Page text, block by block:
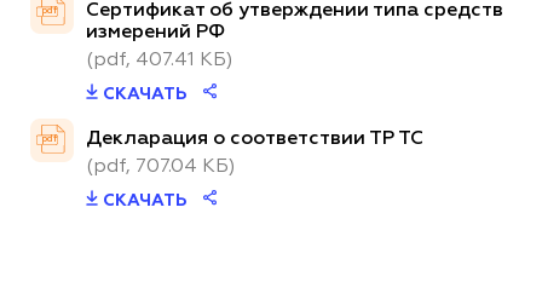
pdf
Сертификат об утверждении типа средств
измерений РФ
(pdf, 407.41 КБ)
СКАЧАТЬ
pdf
Декларация о соответствии ТР ТС
(pdf, 707.04 КБ)
СКАЧАТЬ